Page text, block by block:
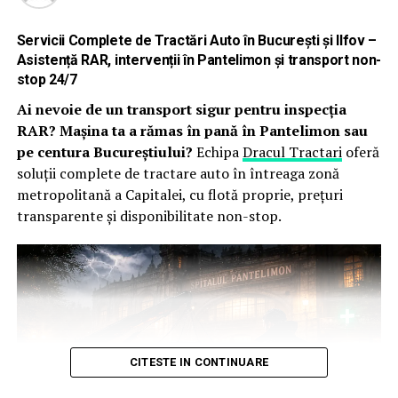
a declaratBogdan Loznianu,Business Solutions
Development Manager
ELKO Romania.
Distinction in Innovative Achievement Awardseste
una dintre cele mai importante competiții europene
dedicate industriei de securitate, recunoscând anual
produsele care contribuie semnificativ la evoluția
tehnologică a domeniilor video, control acces și
integrare digitală.
Despre ELKO Group și ELKO Romania
de produse, soluții IT și electronice de consum din
regiune, reprezentând peste 350 de producători. Cu o
Servicii Complete de Tractări Auto în București și Ilfov –
Asistență RAR, intervenții în Pantelimon și transport non-
stop 24/7
Ai nevoie de un transport sigur pentru inspecția
RAR? Mașina ta a rămas în pană în Pantelimon sau
pe centura Bucureștiului? EchipaDracul Tractarioferă
soluții complete de tractare auto în întreaga zonă
metropolitană a Capitalei, cu flotă proprie, prețuri
transparente și disponibilitate non-stop.
CITESTE IN CONTINUARE